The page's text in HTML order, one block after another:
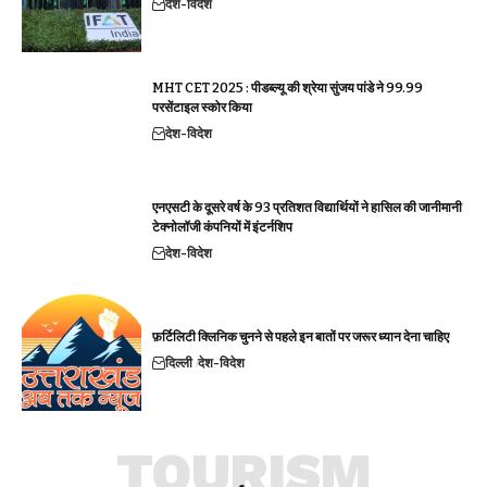
देश-विदेश
MHT CET 2025 : पीडब्ल्यू की श्रेया सुंजय पांडे ने 99.99
परसेंटाइल स्कोर किया
देश-विदेश
एनएसटी के दूसरे वर्ष के 93 प्रतिशत विद्यार्थियों ने हासिल की जानीमानी
टेक्नोलॉजी कंपनियों में इंटर्नशिप
देश-विदेश
फ़र्टिलिटी क्लिनिक चुनने से पहले इन बातों पर जरूर ध्यान देना चाहिए
दिल्ली देश-विदेश
TOURISM